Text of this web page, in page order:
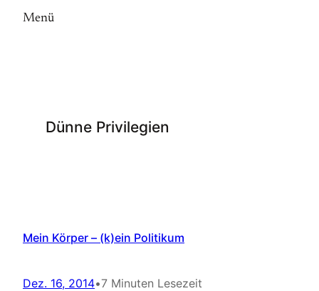
Menü
Dünne Privilegien
Mein Körper – (k)ein Politikum
Dez. 16, 2014•7 Minuten Lesezeit